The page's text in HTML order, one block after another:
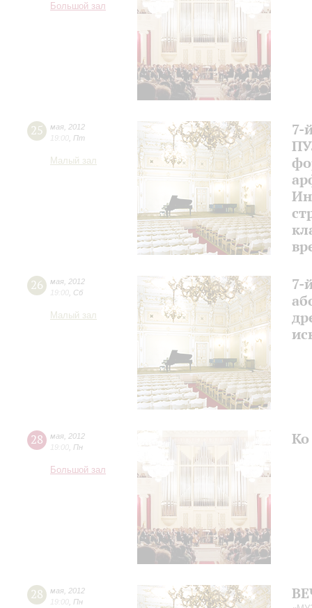
Большой зал
25 мая 2012
19:00 Пт
Малый зал
7-
26 мая 2012
19:00 Сб
Малый зал
7-
28 мая 2012
19:00 Пн
Большой зал
Ко
28 мая 2012
19:00 Пн